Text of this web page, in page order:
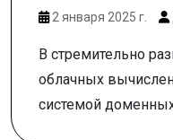
2 января 2025 г.
В стремительно
облачных
системой